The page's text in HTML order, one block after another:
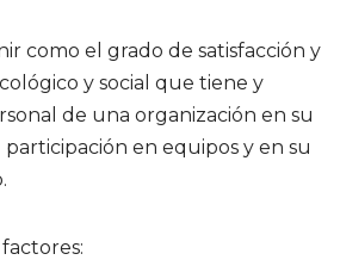
como el grado de satisfacción y
y social que tiene y
de una organización en su
participación en equipos y en su